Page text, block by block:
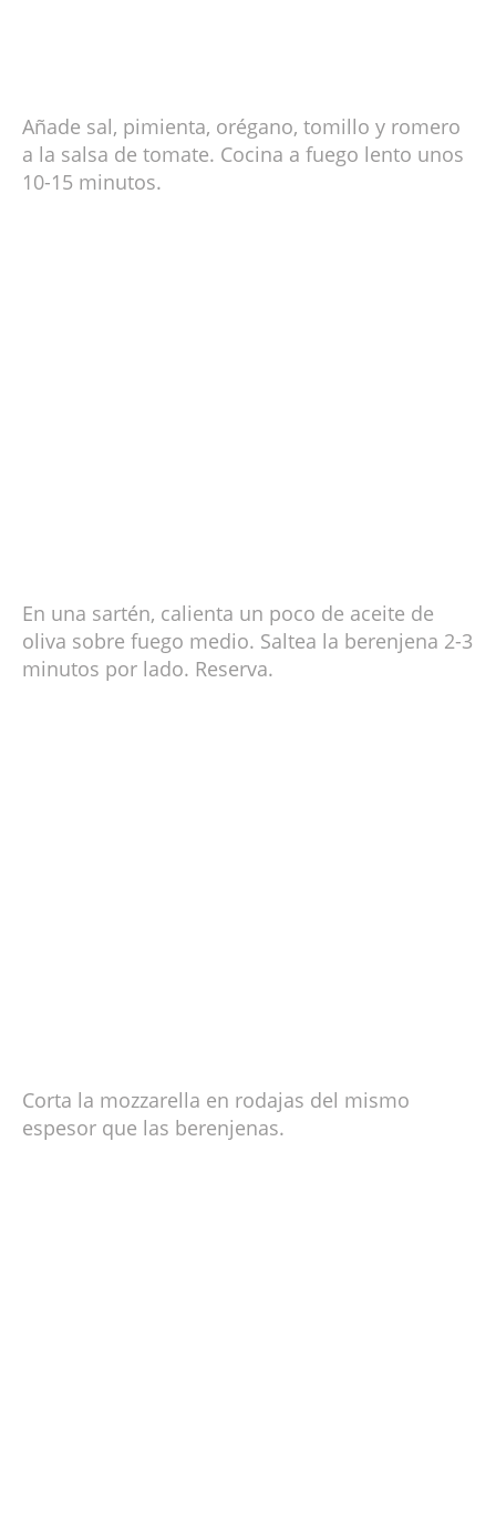
Añade sal, pimienta, orégano, tomillo y romero
a la salsa de tomate. Cocina a fuego lento unos
10-15 minutos.
En una sartén, calienta un poco de aceite de
oliva sobre fuego medio. Saltea la berenjena 2-3
minutos por lado. Reserva.
Corta la mozzarella en rodajas del mismo
espesor que las berenjenas.